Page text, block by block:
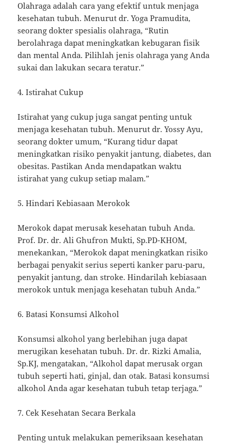
Olahraga adalah cara yang efektif untuk menjaga
kesehatan tubuh. Menurut dr. Yoga Pramudita,
seorang dokter spesialis olahraga, “Rutin
berolahraga dapat meningkatkan kebugaran fisik
dan mental Anda. Pilihlah jenis olahraga yang Anda
sukai dan lakukan secara teratur.”
4. Istirahat Cukup
Istirahat yang cukup juga sangat penting untuk
menjaga kesehatan tubuh. Menurut dr. Yossy Ayu,
seorang dokter umum, “Kurang tidur dapat
meningkatkan risiko penyakit jantung, diabetes, dan
obesitas. Pastikan Anda mendapatkan waktu
istirahat yang cukup setiap malam.”
5. Hindari Kebiasaan Merokok
Merokok dapat merusak kesehatan tubuh Anda.
Prof. Dr. dr. Ali Ghufron Mukti, Sp.PD-KHOM,
menekankan, “Merokok dapat meningkatkan risiko
berbagai penyakit serius seperti kanker paru-paru,
penyakit jantung, dan stroke. Hindarilah kebiasaan
merokok untuk menjaga kesehatan tubuh Anda.”
6. Batasi Konsumsi Alkohol
Konsumsi alkohol yang berlebihan juga dapat
merugikan kesehatan tubuh. Dr. dr. Rizki Amalia,
Sp.KJ, mengatakan, “Alkohol dapat merusak organ
tubuh seperti hati, ginjal, dan otak. Batasi konsumsi
alkohol Anda agar kesehatan tubuh tetap terjaga.”
7. Cek Kesehatan Secara Berkala
Penting untuk melakukan pemeriksaan kesehatan